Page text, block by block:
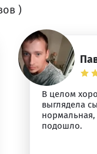
)
В целом
выглядела
подошло.